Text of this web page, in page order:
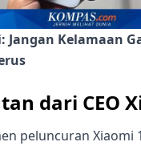
Jangan Kelamaan
dari CEO
peluncuran Xiaomi